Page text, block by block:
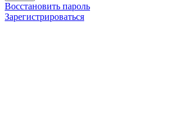
Восстановить пароль
Зарегистрироваться